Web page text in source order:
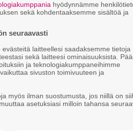
–
hyödynnämme
sekä kohdentaaksemme sisältöä ja
seuraavasti
laitteellesi saadaksemme tietoja
sekä laitteesi ominaisuuksista.
ja teknologiakumppaneihimme
sivuston toimivuuteen ja
myös ilman suostumusta, jos niillä on
asetuksiasi milloin tahansa